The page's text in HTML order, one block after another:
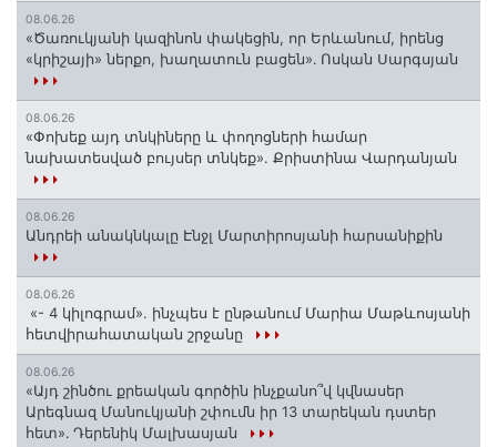
08.06.26
«Ծառուկյանի կազինոն փակեցին, որ Երևանում, իրենց
«կրիշայի» ներքո, խաղատուն բացեն»․ Ոսկան Սարգսյան
08.06.26
«Փոխեք այդ տնկիները և փողոցների համար
նախատեսված բույսեր տնկեք». Քրիստինա Վարդանյան
08.06.26
Անդրեի անակնկալը Էնջլ Մարտիրոսյանի հարսանիքին
08.06.26
«- 4 կիլոգրամ». ինչպես է ընթանում Մարիա Մաթևոսյանի
հետվիրահատական շրջանը
08.06.26
«Այդ շինծու քրեական գործին ինչքանո՞վ կվնասեր
Արեգնազ Մանուկյանի շփումն իր 13 տարեկան դստեր
հետ»․ Դերենիկ Մալխասյան